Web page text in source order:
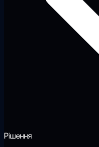
Рішення